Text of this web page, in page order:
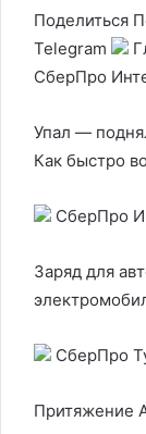
Поделиться
Telegram
СберПро
Упал —
Как быстро
СберПро
Заряд для
СберПро
Притяжение